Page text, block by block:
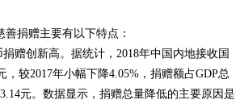
捐赠主要有以下特点：
赠创新高。据统计，2018年中国内地接收国
，较2017年小幅下降4.05%，捐赠额占GDP总
元。数据显示，捐赠总量降低的主要原因是